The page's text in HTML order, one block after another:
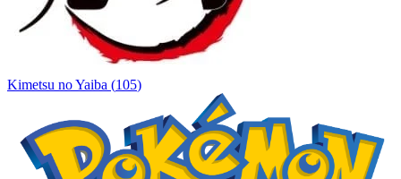
Kimetsu no Yaiba (105)